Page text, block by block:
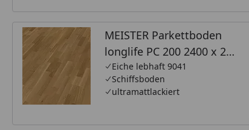
MEISTER Parkettboden
longlife PC 200 2400 x 200
x 13 mm 9041 Eiche
lebhaft Vintage-Struktur,
Eiche lebhaft 9041
Schiffsboden
ultramattlackiert